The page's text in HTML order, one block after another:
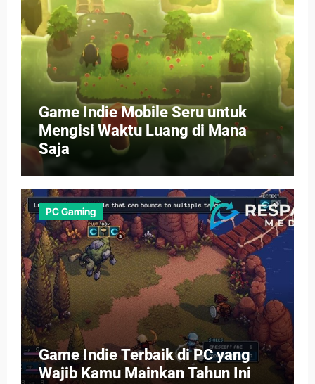
Game Indie Mobile Seru untuk
Mengisi Waktu Luang di Mana
Saja
PC Gaming
Game Indie Terbaik di PC yang
Wajib Kamu Mainkan Tahun Ini